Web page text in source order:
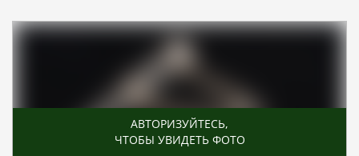
АВТОРИЗУЙТЕСЬ,
ЧТОБЫ УВИДЕТЬ ФОТО